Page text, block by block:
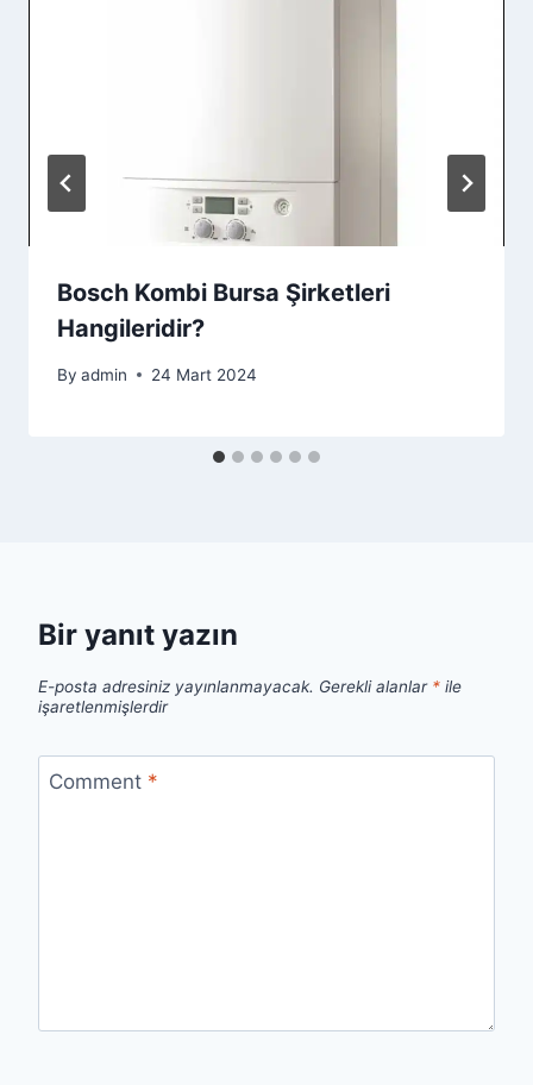
Bosch Kombi Bursa Şirketleri
Hangileridir?
By admin 24 Mart 2024
Bir yanıt yazın
E-posta adresiniz yayınlanmayacak. Gerekli alanlar * ile
işaretlenmişlerdir
Comment *